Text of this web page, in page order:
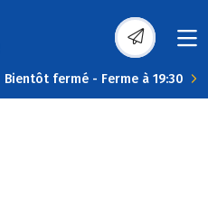
Bientôt fermé - Ferme à 19:30